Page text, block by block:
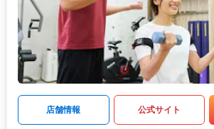
店舗情報 公式サイト